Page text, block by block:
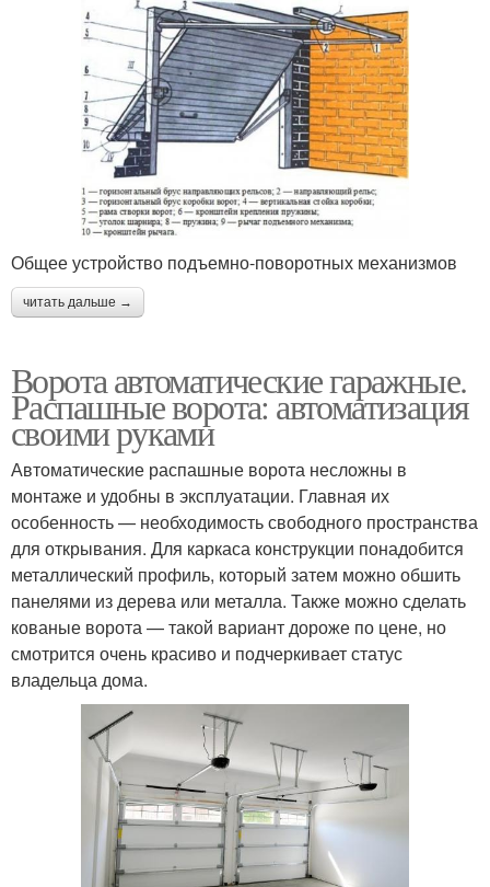
Общее устройство подъемно-поворотных механизмов
читать дальше →
Ворота автоматические гаражные.
Распашные ворота: автоматизация
своими руками
Автоматические распашные ворота несложны в
монтаже и удобны в эксплуатации. Главная их
особенность — необходимость свободного пространства
для открывания. Для каркаса конструкции понадобится
металлический профиль, который затем можно обшить
панелями из дерева или металла. Также можно сделать
кованые ворота — такой вариант дороже по цене, но
смотрится очень красиво и подчеркивает статус
владельца дома.